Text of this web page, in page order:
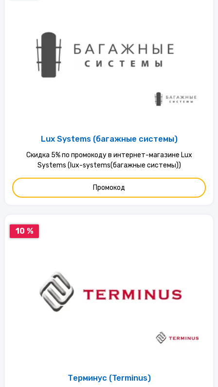
Lux Systems (багажные системы)
Скидка 5% по промокоду в интернет-магазине Lux
Systems (lux-systems(багажные системы))
Промокод
10 %
Терминус (Terminus)